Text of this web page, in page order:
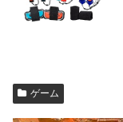
ゲーム